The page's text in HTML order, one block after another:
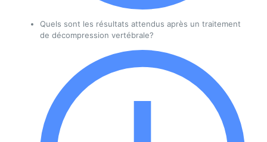
Quels sont les résultats attendus après un traitement
de décompression vertébrale?